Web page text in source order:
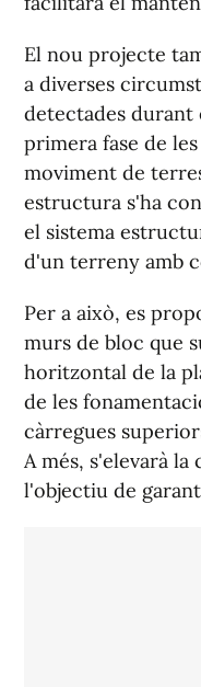
El nou projecte
a diverses
detectades durant
primera fase de
moviment de
estructura s'ha
el sistema
d'un terreny amb
Per a això, es
murs de bloc que
horitzontal de la
de les
càrregues
A més, s'elevarà la
l'objectiu de